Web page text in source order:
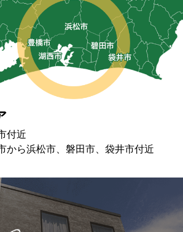
付近
から浜松市、磐⽥市、袋井市付近